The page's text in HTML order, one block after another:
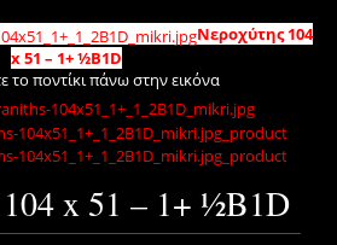
Νεροχύτης 104
x 51 – 1+ ½B1D
το ποντίκι πάνω στην εικόνα
x 51 – 1+ ½B1D